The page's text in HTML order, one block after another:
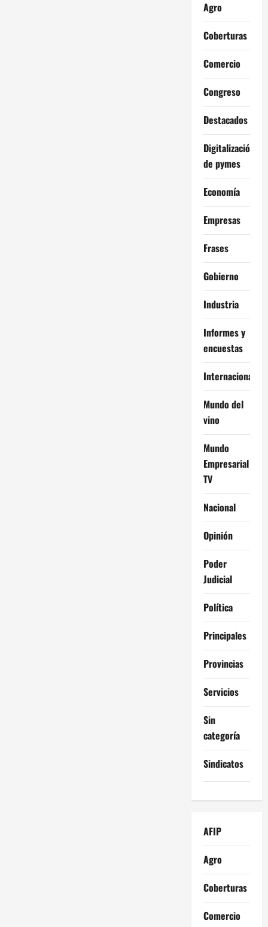
Agro
Coberturas
Comercio
Congreso
Destacados
Digitalización
de pymes
Economía
Empresas
Frases
Gobierno
Industria
Informes y
encuestas
Internacional
Mundo del
vino
Mundo
Empresarial
TV
Nacional
Opinión
Poder
Judicial
Política
Principales
Provincias
Servicios
Sin
categoría
Sindicatos
AFIP
Agro
Coberturas
Comercio